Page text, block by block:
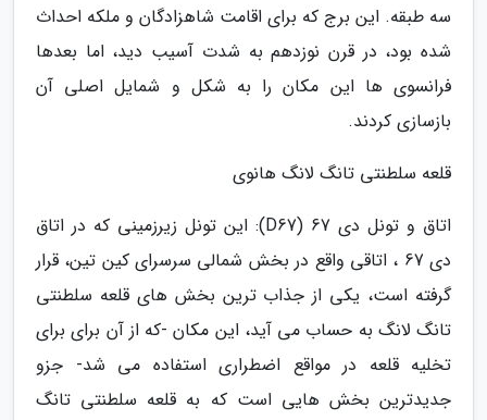
سه طبقه. این برج که برای اقامت شاهزادگان و ملکه احداث
شده بود، در قرن نوزدهم به شدت آسیب دید، اما بعدها
فرانسوی ها این مکان را به شکل و شمایل اصلی آن
بازسازی کردند.
قلعه سلطنتی تانگ لانگ هانوی
اتاق و تونل دی 67 (D67): این تونل زیرزمینی که در اتاق
دی 67 ، اتاقی واقع در بخش شمالی سرسرای کین تین، قرار
گرفته است، یکی از جذاب ترین بخش های قلعه سلطنتی
تانگ لانگ به حساب می آید، این مکان -که از آن برای برای
تخلیه قلعه در مواقع اضطراری استفاده می شد- جزو
جدیدترین بخش هایی است که به قلعه سلطنتی تانگ